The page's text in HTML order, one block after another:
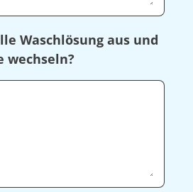
Waschlösung aus und
wechseln?